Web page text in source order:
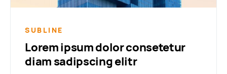
SUBLINE
Lorem ipsum dolor consetetur
diam sadipscing elitr